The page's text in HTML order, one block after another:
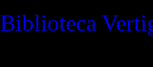
Biblioteca